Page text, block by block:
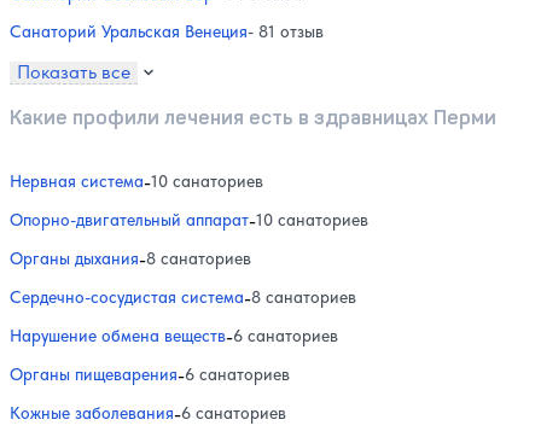
Санаторий Уральская Венеция- 81 отзыв
Показать все
Какие профили лечения есть в здравницах Перми
Нервная система-10 санаториев
Опорно-двигательный аппарат-10 санаториев
Органы дыхания-8 санаториев
Сердечно-сосудистая система-8 санаториев
Нарушение обмена веществ-6 санаториев
Органы пищеварения-6 санаториев
Кожные заболевания-6 санаториев